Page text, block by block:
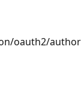
oauth2/author